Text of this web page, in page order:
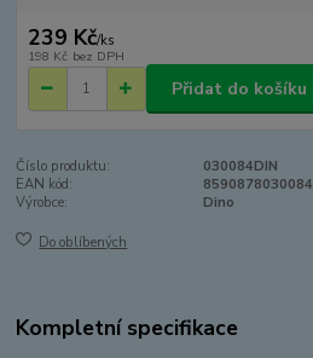
239 Kč/ks
198 Kč bez DPH
Přidat do košíku
Číslo produktu:
030084DIN
EAN kód:
8590878030084
Výrobce:
Dino
Do oblíbených
Kompletní specifikace